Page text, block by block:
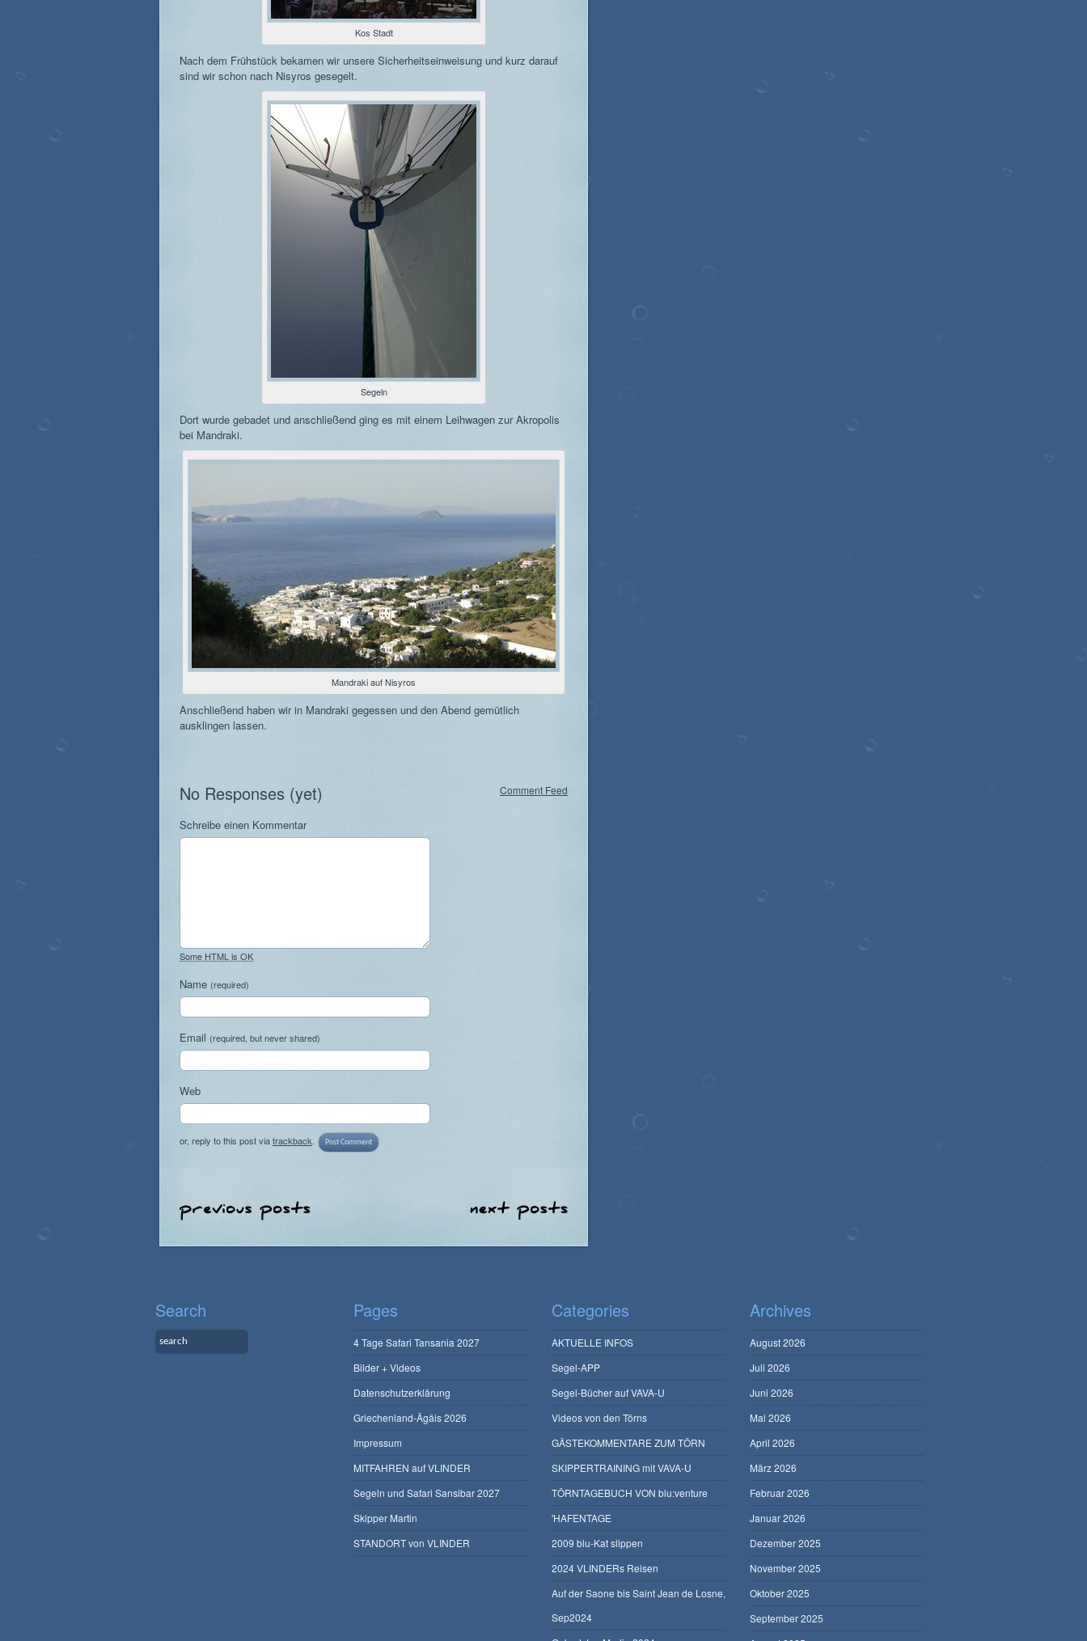
Kos Stadt
Nach dem Frühstück bekamen wir unsere Sicherheitseinweisung und kurz darauf
sind wir schon nach Nisyros gesegelt.
Segeln
Dort wurde gebadet und anschließend ging es mit einem Leihwagen zur Akropolis
bei Mandraki.
Mandraki auf Nisyros
Anschließend haben wir in Mandraki gegessen und den Abend gemütlich
ausklingen lassen.
Comment Feed
No Responses (yet)
Schreibe einen Kommentar
Some HTML is OK
Name (required)
Email (required, but never shared)
Web
or, reply to this post viatrackback.
Search Pages
4 Tage Safari Tansania 2027
Bilder + Videos
Datenschutzerklärung
Griechenland-Ägäis 2026
Impressum
MITFAHREN auf VLINDER
Segeln und Safari Sansibar 2027
Skipper Martin
STANDORT von VLINDER
Categories
AKTUELLE INFOS
Segel-APP
Segel-Bücher auf VAVA-U
Videos von den Törns
GÄSTEKOMMENTARE ZUM TÖRN
SKIPPERTRAINING mit VAVA-U
TÖRNTAGEBUCH VON blu:venture
'HAFENTAGE
2009 blu-Kat slippen
2024 VLINDERs Reisen
Auf der Saone bis Saint Jean de Losne,
Sep2024
Archives
August 2026
Juli 2026
Juni 2026
Mai 2026
April 2026
März 2026
Februar 2026
Januar 2026
Dezember 2025
November 2025
Oktober 2025
September 2025